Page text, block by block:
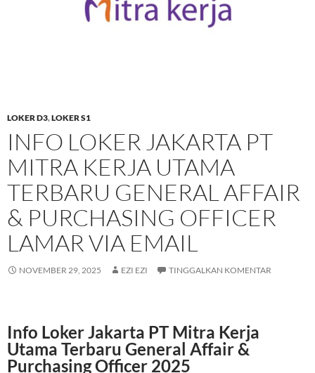
LOKER D3,LOKER S1
INFO LOKER JAKARTA PT
MITRA KERJA UTAMA
TERBARU GENERAL AFFAIR
& PURCHASING OFFICER
LAMAR VIA EMAIL
NOVEMBER 29, 2025 EZI EZI TINGGALKAN KOMENTAR
Info Loker Jakarta PT Mitra Kerja
Utama Terbaru General Affair &
Purchasing Officer 2025